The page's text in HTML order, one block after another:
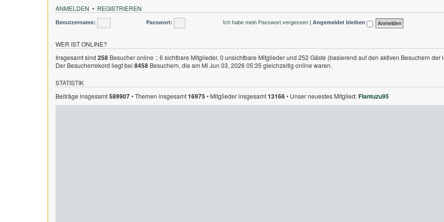
ANMELDEN • REGISTRIEREN
Benutzername: Passwort: Ich habe mein Passwort vergessen Angemeldet bleiben
WER IST ONLINE?
Insgesamt sind 258 Besucher online :: 6 sichtbare Mitglieder, 0 unsichtbare Mitglieder und 252 Gäste (basierend auf den aktiven Besuchern der
Der Besucherrekord liegt bei 8458 Besuchern, die am Mi Jun 03, 2026 05:35 gleichzeitig online waren.
STATISTIK
Beiträge insgesamt589907• Themen insgesamt16975• Mitglieder insgesamt13166• Unser neuestes Mitglied:Flantuzu95